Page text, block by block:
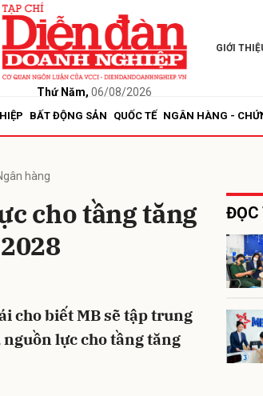
Thứ Năm, 06/08/2026
GIỚI
BẤT ĐỘNG SẢN QUỐC TẾ NGÂN HÀNG -
hàng
cho tầng tăng
cho biết MB sẽ tập trung
lực cho tầng tăng
ĐỌC